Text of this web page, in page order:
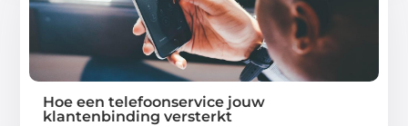
Hoe een telefoonservice jouw
klantenbinding versterkt